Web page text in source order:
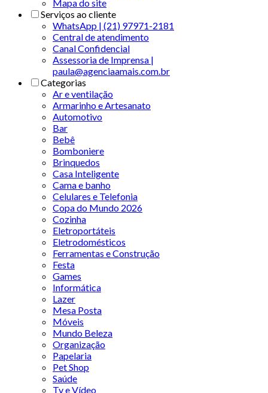
Mapa do site
Serviços ao cliente
WhatsApp | (21) 97971-2181
Central de atendimento
Canal Confidencial
Assessoria de Imprensa |
paula@agenciaamais.com.br
Categorias
Ar e ventilação
Armarinho e Artesanato
Automotivo
Bar
Bebê
Bomboniere
Brinquedos
Casa Inteligente
Cama e banho
Celulares e Telefonia
Copa do Mundo 2026
Cozinha
Eletroportáteis
Eletrodomésticos
Ferramentas e Construção
Festa
Games
Informática
Lazer
Mesa Posta
Móveis
Mundo Beleza
Organização
Papelaria
Pet Shop
Saúde
Tv e Vídeo